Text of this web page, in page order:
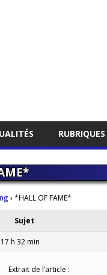
RUBRIQUES
› *HALL OF FAME*
Sujet
h 32 min
Extrait de l’article :